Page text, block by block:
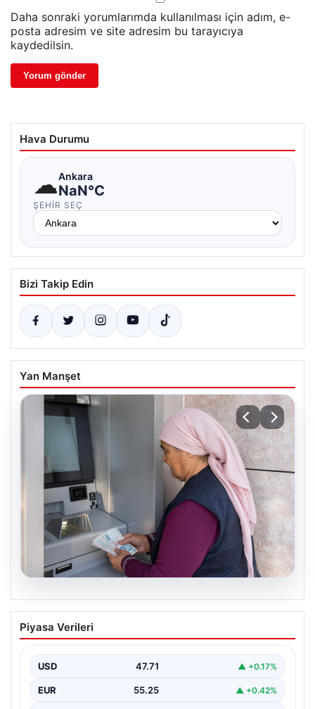
Daha sonraki yorumlarımda kullanılması için adım, e-
posta adresim ve site adresim bu tarayıcıya
kaydedilsin.
Hava Durumu
☁Ankara
NaN°C
ŞEHIR SEÇ
Bizi Takip Edin
Yan Manşet
06.08.2026
Emekli maaşı ödemeleri ne zaman
yatacak? SGK, Bağ-Kur, Emekli Sandığı
Piyasa Verileri
USD 47.71 ▲ +0.17%
EUR 55.25 ▲ +0.42%